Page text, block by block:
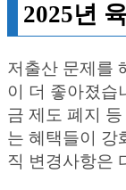
2025년
저출산 문제를
이 더 좋아졌습
금 제도 폐지
는 혜택들이 강
직 변경사항은